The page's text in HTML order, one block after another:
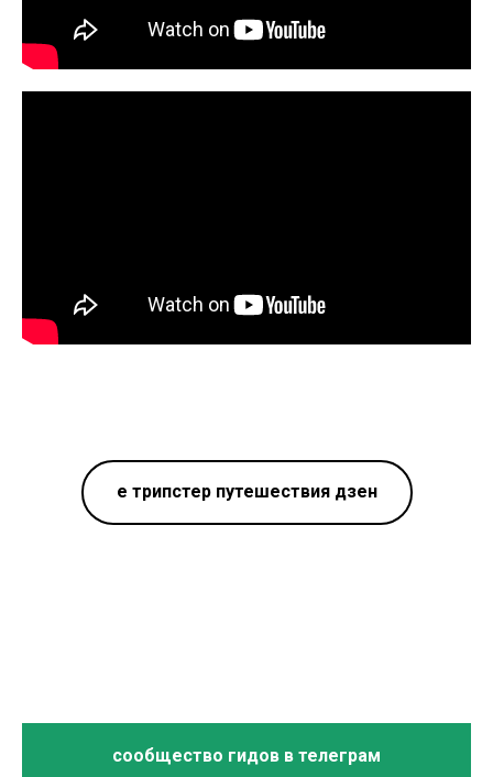
е трипстер путешествия дзен
сообщество гидов в телеграм